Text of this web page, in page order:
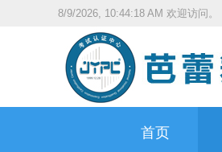
8/9/2026, 10:44:19 AM 欢迎访问。
首页